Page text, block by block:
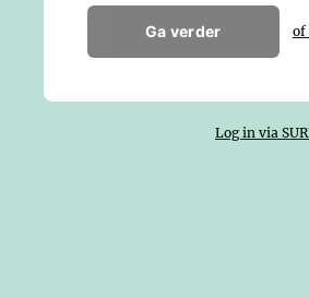
Ga verder of
Log in via